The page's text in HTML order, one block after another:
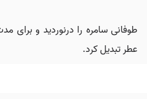
طوفانی سامره را درنوردید و برای
عطر تبدیل کرد.